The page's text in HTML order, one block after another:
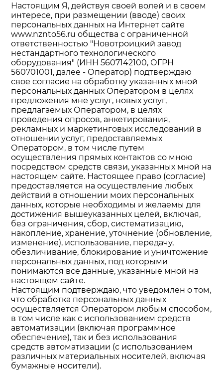
Настоящим Я, действуя своей волей и в своем
интересе, при размещении (вводе) своих
персональных данных на Интернет сайте
www.nznto56.ru общества с ограниченной
ответственностью "Новотроицкий завод
нестандартного технологического
оборудования" (ИНН 5607142100, ОГРН
560701001, далее - Оператор) подтверждаю
свое согласие на обработку указанных мной
персональных данных Оператором в целях
предложения мне услуг, новых услуг,
предлагаемых Оператором, в целях
проведения опросов, анкетирования,
рекламных и маркетинговых исследований в
отношении услуг, предоставляемых
Оператором, в том числе путем
осуществления прямых контактов со мною
посредством средств связи, указанных мной на
настоящем сайте. Настоящее право (согласие)
предоставляется на осуществление любых
действий в отношении моих персональных
данных, которые необходимы и желаемы для
достижения вышеуказанных целей, включая,
без ограничения, сбор, систематизацию,
накопление, хранение, уточнение (обновление,
изменение), использование, передачу,
обезличивание, блокирование и уничтожение
персональных данных, под которыми
понимаются все данные, указанные мной на
настоящем сайте.
Настоящим подтверждаю, что уведомлен о том,
что обработка персональных данных
осуществляется Оператором любым способом,
в том числе как с использованием средств
автоматизации (включая программное
обеспечение), так и без использования
средств автоматизации (с использованием
различных материальных носителей, включая
бумажные носители).